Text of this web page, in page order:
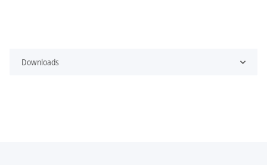
Downloads